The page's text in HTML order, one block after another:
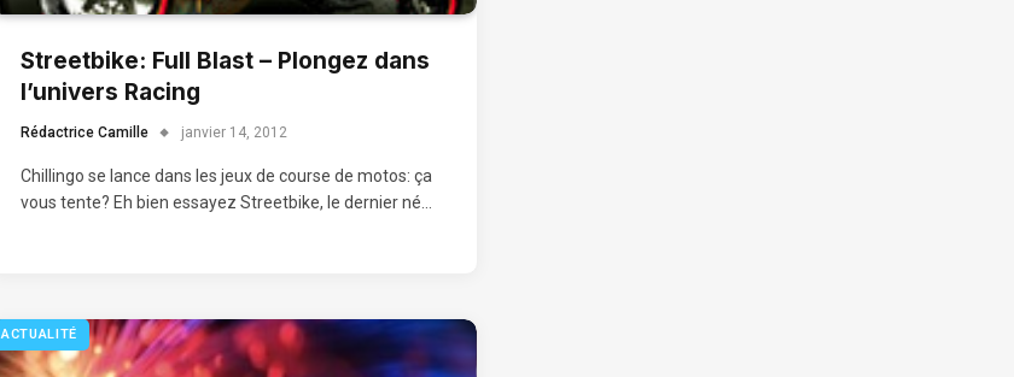
Streetbike: Full Blast – Plongez dans
l’univers Racing
Rédactrice Camille janvier 14, 2012
Chillingo se lance dans les jeux de course de motos: ça
vous tente? Eh bien essayez Streetbike, le dernier né…
ACTUALITÉ